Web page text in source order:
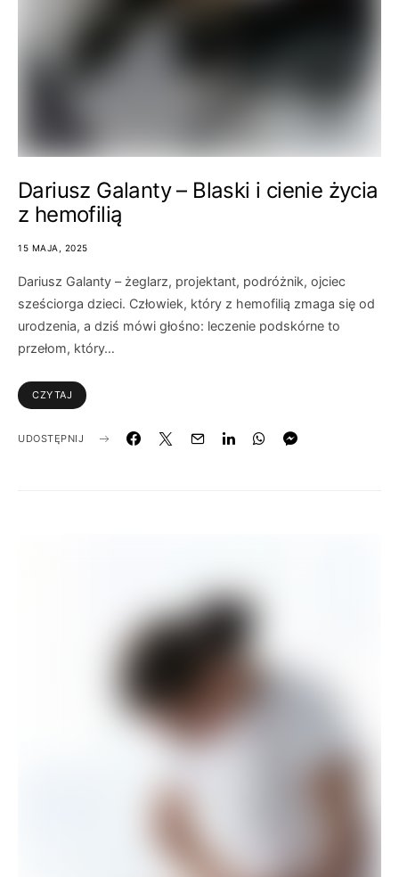
Dariusz Galanty – Blaski i cienie życia
z hemofilią
15 MAJA, 2025
Dariusz Galanty – żeglarz, projektant, podróżnik, ojciec
sześciorga dzieci. Człowiek, który z hemofilią zmaga się od
urodzenia, a dziś mówi głośno: leczenie podskórne to
przełom, który…
CZYTAJ
UDOSTĘPNIJ